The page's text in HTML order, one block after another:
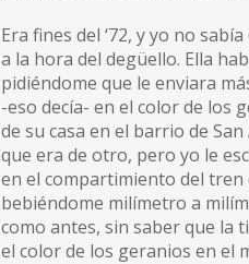
Era fines del ‘72, y yo no
a la hora del degüello. Ella
pidiéndome que le enviara
-eso decía- en el color de los
de su casa en el barrio de
que era de otro, pero yo le
en el compartimiento del tren
bebiéndome milímetro a
como antes, sin saber que la
el color de los geranios en el